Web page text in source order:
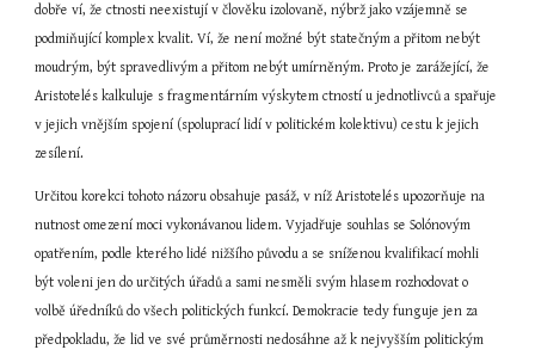
dobře ví, že ctnosti neexistují v člověku izolovaně, nýbrž jako vzájemně se
podmiňující komplex kvalit. Ví, že není možné být statečným a přitom nebýt
moudrým, být spravedlivým a přitom nebýt umírněným. Proto je zarážející, že
Aristotelés kalkuluje s fragmentárním výskytem ctností u jednotlivců a spařuje
v jejich vnějším spojení (spoluprací lidí v politickém kolektivu) cestu k jejich
zesílení.
Určitou korekci tohoto názoru obsahuje pasáž, v níž Aristotelés upozorňuje na
nutnost omezení moci vykonávanou lidem. Vyjadřuje souhlas se Solónovým
opatřením, podle kterého lidé nižšího původu a se sníženou kvalifikací mohli
být voleni jen do určitých úřadů a sami nesměli svým hlasem rozhodovat o
volbě úředníků do všech politických funkcí. Demokracie tedy funguje jen za
předpokladu, že lid ve své průměrnosti nedosáhne až k nejvyšším politickým